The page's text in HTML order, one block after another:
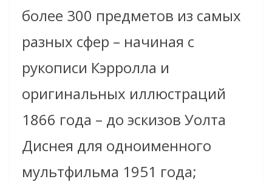
более 300 предметов из самых
разных сфер – начиная с
рукописи Кэрролла и
оригинальных иллюстраций
1866 года – до эскизов Уолта
Диснея для одноименного
мультфильма 1951 года;